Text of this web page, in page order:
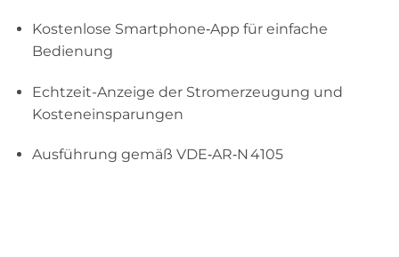
Kostenlose Smartphone‑App für einfache
Bedienung
Echtzeit-Anzeige der Stromerzeugung und
Kosteneinsparungen
Ausführung gemäß VDE‑AR‑N 4105